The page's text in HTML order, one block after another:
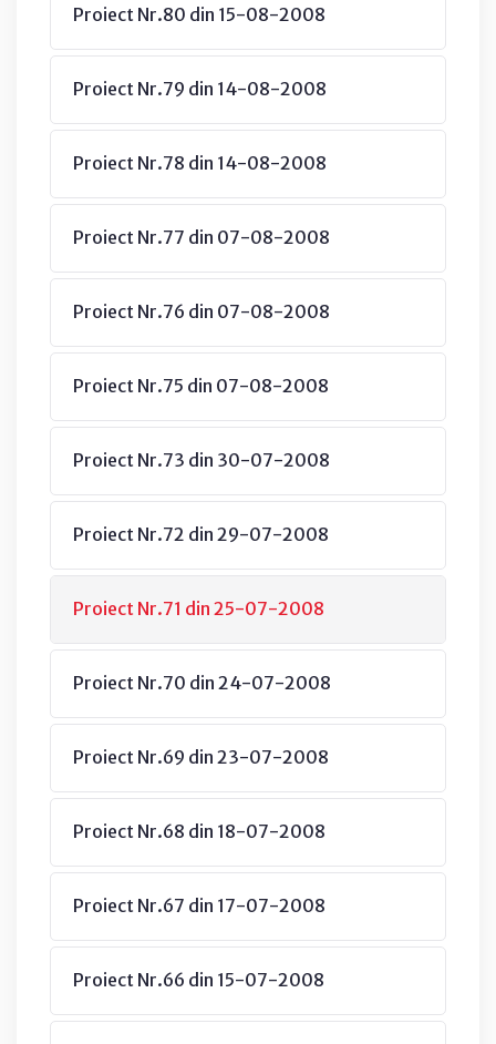
Proiect Nr.80 din 15-08-2008
Proiect Nr.79 din 14-08-2008
Proiect Nr.78 din 14-08-2008
Proiect Nr.77 din 07-08-2008
Proiect Nr.76 din 07-08-2008
Proiect Nr.75 din 07-08-2008
Proiect Nr.73 din 30-07-2008
Proiect Nr.72 din 29-07-2008
Proiect Nr.71 din 25-07-2008
Proiect Nr.70 din 24-07-2008
Proiect Nr.69 din 23-07-2008
Proiect Nr.68 din 18-07-2008
Proiect Nr.67 din 17-07-2008
Proiect Nr.66 din 15-07-2008